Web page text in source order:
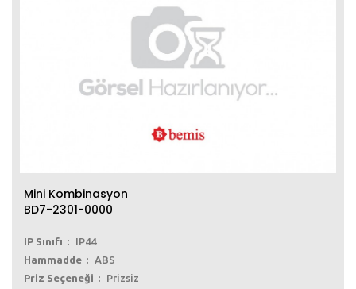
Mini Kombinasyon
BD7-2301-0000
IP Sınıfı
IP44
Hammadde
ABS
Priz Seçeneği
Prizsiz